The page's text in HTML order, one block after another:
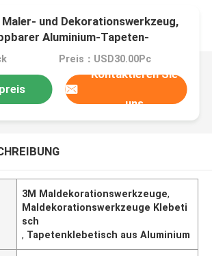
und Dekorationswerkzeug,
Aluminium-Tapeten-
Preis：USD30.00Pc
Kontaktieren Sie
uns
3M Maldekorationswerkzeuge,
Maldekorationswerkzeuge Klebeti
sch
, Tapetenklebetisch aus Aluminium